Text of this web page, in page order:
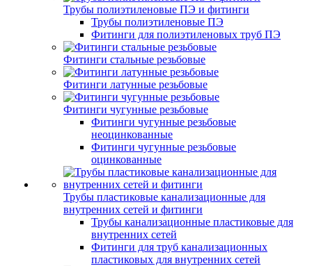
Трубы полиэтиленовые ПЭ и фитинги
Трубы полиэтиленовые ПЭ
Фитинги для полиэтиленовых труб ПЭ
Фитинги стальные резьбовые
Фитинги латунные резьбовые
Фитинги чугунные резьбовые
Фитинги чугунные резьбовые
неоцинкованные
Фитинги чугунные резьбовые
оцинкованные
Трубы пластиковые канализационные для
внутренних сетей и фитинги
Трубы канализационные пластиковые для
внутренних сетей
Фитинги для труб канализационных
пластиковых для внутренних сетей